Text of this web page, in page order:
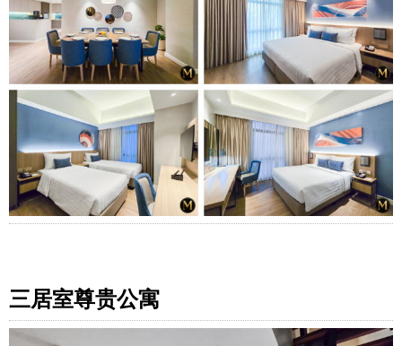
三居室尊贵公寓